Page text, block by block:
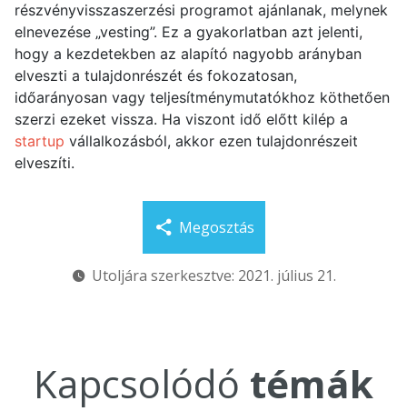
részvényvisszaszerzési programot ajánlanak, melynek
elnevezése „vesting”. Ez a gyakorlatban azt jelenti,
hogy a kezdetekben az alapító nagyobb arányban
elveszti a tulajdonrészét és fokozatosan,
időarányosan vagy teljesítménymutatókhoz köthetően
szerzi ezeket vissza. Ha viszont idő előtt kilép a
startup vállalkozásból, akkor ezen tulajdonrészeit
elveszíti.
Megosztás
Utoljára szerkesztve: 2021. július 21.
Kapcsolódó témák